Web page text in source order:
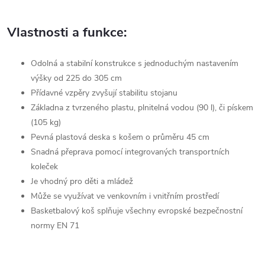
Vlastnosti a funkce:
Odolná a stabilní konstrukce s jednoduchým nastavením
výšky od 225 do 305 cm
Přídavné vzpěry zvyšují stabilitu stojanu
Základna z tvrzeného plastu, plnitelná vodou (90 l), či pískem
(105 kg)
Pevná plastová deska s košem o průměru 45 cm
Snadná přeprava pomocí integrovaných transportních
koleček
Je vhodný pro děti a mládež
Může se využívat ve venkovním i vnitřním prostředí
Basketbalový koš splňuje všechny evropské bezpečnostní
normy EN 71